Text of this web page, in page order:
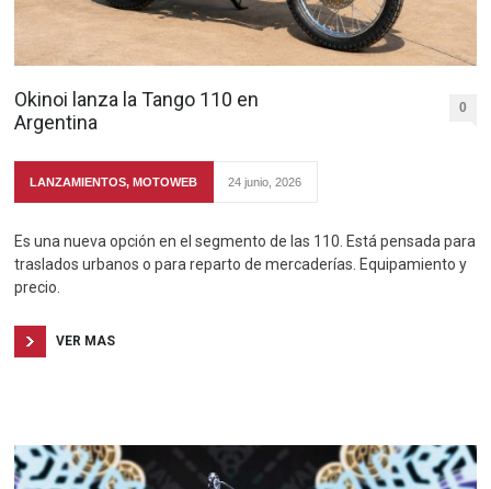
Okinoi lanza la Tango 110 en
Argentina
0
LANZAMIENTOS, MOTOWEB 24 junio, 2026
Es una nueva opción en el segmento de las 110. Está pensada para
traslados urbanos o para reparto de mercaderías. Equipamiento y
precio.
VER MAS